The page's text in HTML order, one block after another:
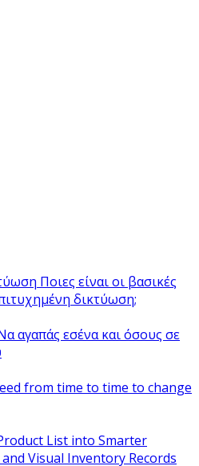
Ποιες είναι οι βασικές
δικτύωση;
αγαπάς εσένα και όσους σε
from time to time to change